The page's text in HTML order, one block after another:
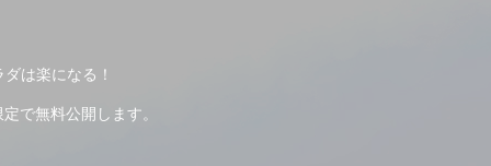
は楽になる！
で無料公開します。